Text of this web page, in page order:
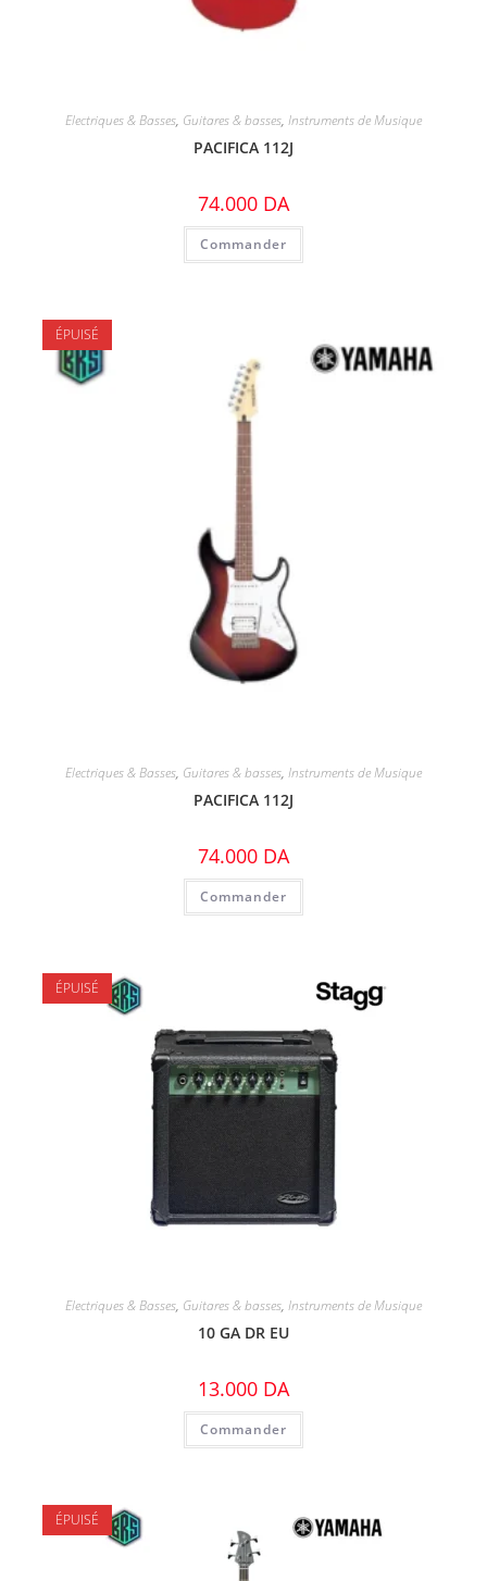
Electriques & Basses, Guitares & basses, Instruments de Musique
PACIFICA 112J
74.000 DA
Commander
ÉPUISÉ
Electriques & Basses, Guitares & basses, Instruments de Musique
PACIFICA 112J
74.000 DA
Commander
ÉPUISÉ
Electriques & Basses, Guitares & basses, Instruments de Musique
10 GA DR EU
13.000 DA
Commander
ÉPUISÉ